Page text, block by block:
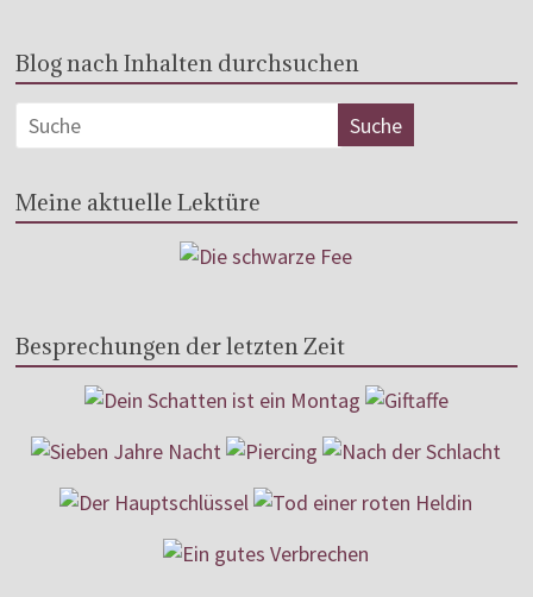
Blog nach Inhalten durchsuchen
Meine aktuelle Lektüre
Besprechungen der letzten Zeit